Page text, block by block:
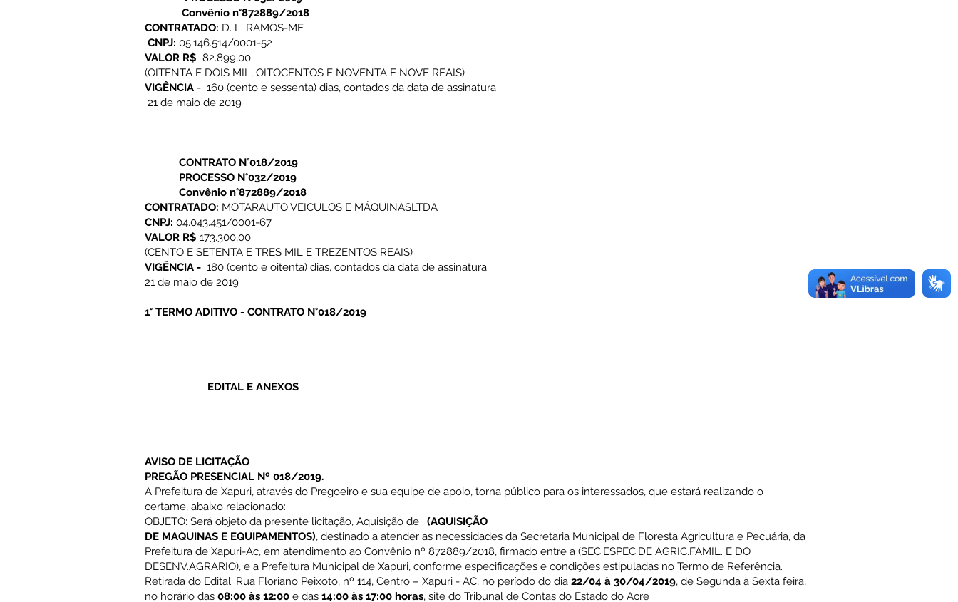
Convênio n°872889/2018
CONTRATADO: D. L. RAMOS-ME
CNPJ: 05.146.514/0001-52
VALOR R$ 82.899,00
(OITENTA E DOIS MIL, OITOCENTOS E NOVENTA E NOVE REAIS)
VIGÊNCIA - 160 (cento e sessenta) dias, contados da data de assinatura
21 de maio de 2019
CONTRATO N°018/2019
PROCESSO N°032/2019
Convênio n°872889/2018
CONTRATADO: MOTARAUTO VEICULOS E MÁQUINASLTDA
CNPJ: 04.043.451/0001-67
VALOR R$ 173.300,00
(CENTO E SETENTA E TRES MIL E TREZENTOS REAIS)
VIGÊNCIA - 180 (cento e oitenta) dias, contados da data de assinatura
21 de maio de 2019
1° TERMO ADITIVO - CONTRATO N°018/2019
EDITAL E ANEXOS
AVISO DE LICITAÇÃO
PREGÃO PRESENCIAL Nº 018/2019.
A Prefeitura de Xapuri, através do Pregoeiro e sua equipe de apoio, torna público para os interessados, que estará realizando o
certame, abaixo relacionado:
OBJETO: Será objeto da presente licitação, Aquisição de : (AQUISIÇÃO
DE MAQUINAS E EQUIPAMENTOS), destinado a atender as necessidades da Secretaria Municipal de Floresta Agricultura e Pecuária, da
Prefeitura de Xapuri-Ac, em atendimento ao Convênio nº 872889/2018, firmado entre a (SEC.ESPEC.DE AGRIC.FAMIL. E DO
DESENV.AGRARIO), e a Prefeitura Municipal de Xapuri, conforme especificações e condições estipuladas no Termo de Referência.
Retirada do Edital: Rua Floriano Peixoto, nº 114, Centro – Xapuri - AC, no período do dia 22/04 à 30/04/2019, de Segunda à Sexta feira,
no horário das 08:00 às 12:00 e das 14:00 às 17:00 horas, site do Tribunal de Contas do Estado do Acre